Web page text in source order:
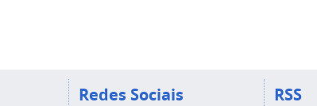
Redes Sociais RSS